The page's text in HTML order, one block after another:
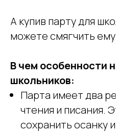
А купив парту для
можете смягчить
В чем особенности
школьников:
Парта имеет два
чтения и писания.
сохранить осанку